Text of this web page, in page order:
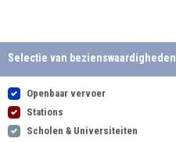
Selectie van bezienswaardigheden
Openbaar vervoer
Stations
Scholen & Universiteiten